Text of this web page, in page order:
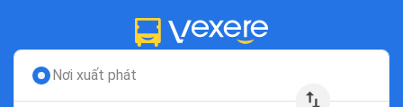
Nơi xuất phát